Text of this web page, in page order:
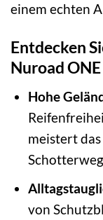
einem echten
Entdecken
Nuroad ONE
Hohe
meistert
von